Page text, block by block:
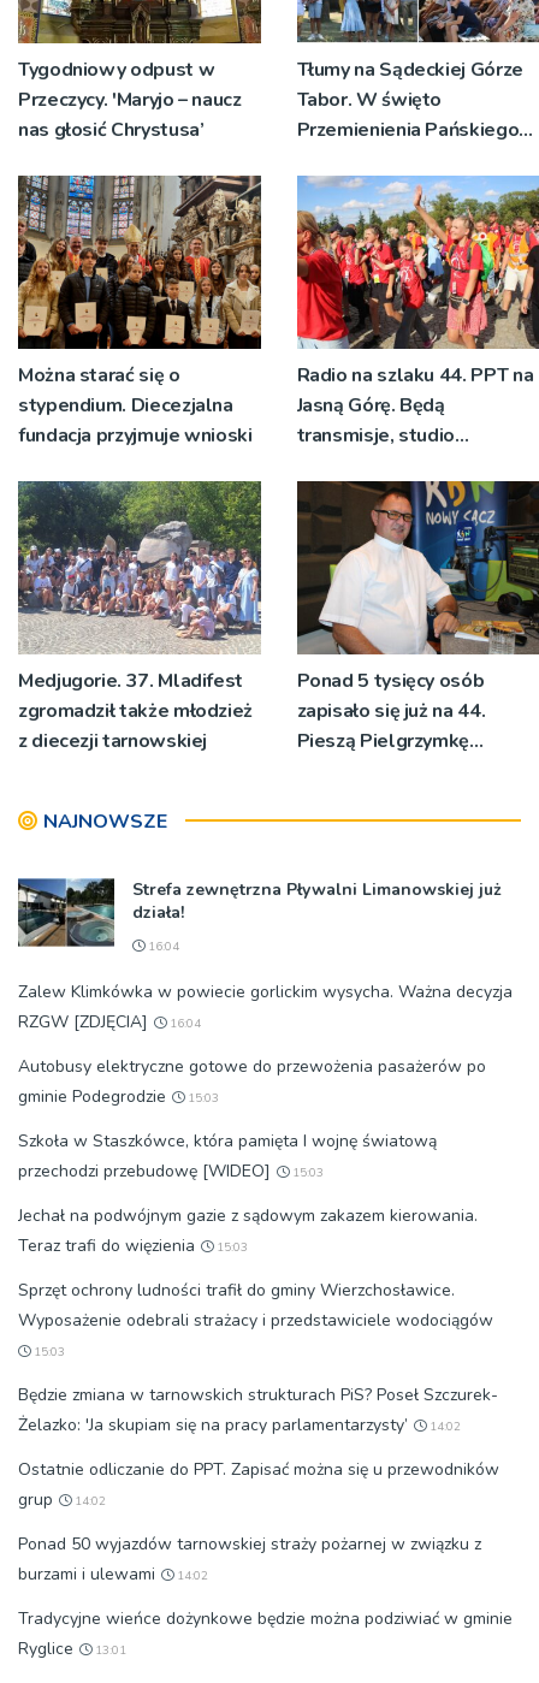
Tygodniowy odpust w
Przeczycy. 'Maryjo – naucz
nas głosić Chrystusa’
Tłumy na Sądeckiej Górze
Tabor. W święto
Przemienienia Pańskiego
znaczeniu Sakramentów
[ZDJĘCIA]
Można starać się o
stypendium. Diecezjalna
fundacja przyjmuje wnioski
Radio na szlaku 44. PPT na
Jasną Górę. Będą
transmisje, studio
pozdrowienia
Medjugorie. 37. Mladifest
zgromadził także młodzież
z diecezji tarnowskiej
Ponad 5 tysięcy osób
zapisało się już na 44.
Pieszą Pielgrzymkę
NAJNOWSZE
Strefa zewnętrzna Pływalni Limanowskiej już
działa!
16:04
Zalew Klimkówka w powiecie gorlickim wysycha. Ważna decyzja
RZGW [ZDJĘCIA]
16:04
Autobusy elektryczne gotowe do przewożenia pasażerów po
gminie Podegrodzie
15:03
Szkoła w Staszkówce, która pamięta I wojnę światową
przechodzi przebudowę [WIDEO]
15:03
Jechał na podwójnym gazie z sądowym zakazem kierowania.
Teraz trafi do więzienia
15:03
Sprzęt ochrony ludności trafił do gminy Wierzchosławice.
Wyposażenie odebrali strażacy i przedstawiciele wodociągów
15:03
Będzie zmiana w tarnowskich strukturach PiS? Poseł Szczurek-
Żelazko: 'Ja skupiam się na pracy parlamentarzysty’
14:02
Ostatnie odliczanie do PPT. Zapisać można się u przewodników
grup
14:02
Ponad 50 wyjazdów tarnowskiej straży pożarnej w związku z
burzami i ulewami
14:02
Tradycyjne wieńce dożynkowe będzie można podziwiać w gminie
Ryglice
13:01